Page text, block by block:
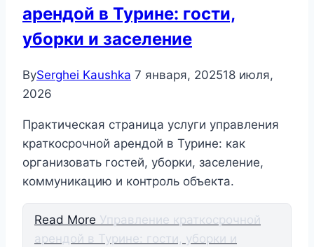
арендой в Турине: гости,
уборки и заселение
BySerghei Kaushka 7 января, 202518 июля,
2026
Практическая страница услуги управления
краткосрочной арендой в Турине: как
организовать гостей, уборки, заселение,
коммуникацию и контроль объекта.
Read More Управление краткосрочной
арендой в Турине: гости, уборки и